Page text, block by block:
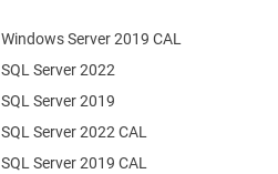
SQL Server 2022
SQL Server 2019
Windows Server 2019 CAL
SQL Server 2022 CAL
SQL Server 2019 CAL